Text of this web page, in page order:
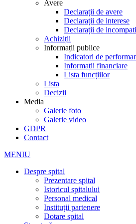
Avere
Declarații de avere
Declarații de interese
Declarații de
Achiziții
Informații publice
Indicatori de
Informații financiare
Lista funcțiilor
Lista
Decizii
Media
Galerie foto
Galerie video
GDPR
Contact
MENIU
Despre spital
Prezentare spital
Istoricul spitalului
Personal medical
Instituții partenere
Dotare spital